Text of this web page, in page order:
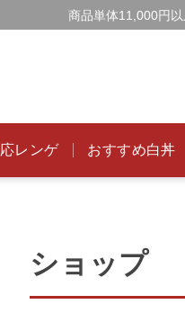
商品単体11,000円
レンゲ おすすめ白丼
ショップ